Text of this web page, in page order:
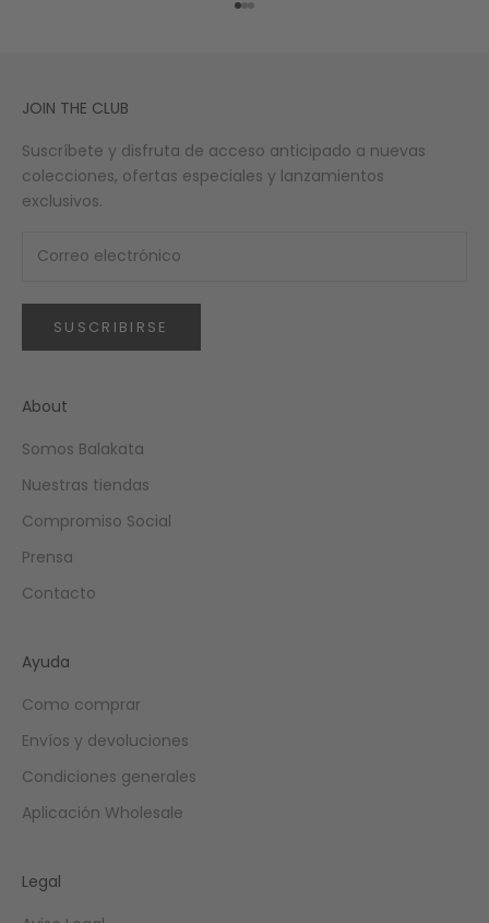
Ir al artículo 1
Ir al artículo 2
Ir al artículo 3
JOIN THE CLUB
Suscríbete y disfruta de acceso anticipado a nuevas
colecciones, ofertas especiales y lanzamientos
exclusivos.
SUSCRIBIRSE
About
Somos Balakata
Nuestras tiendas
Compromiso Social
Prensa
Contacto
Ayuda
Como comprar
Envíos y devoluciones
Condiciones generales
Aplicación Wholesale
Legal